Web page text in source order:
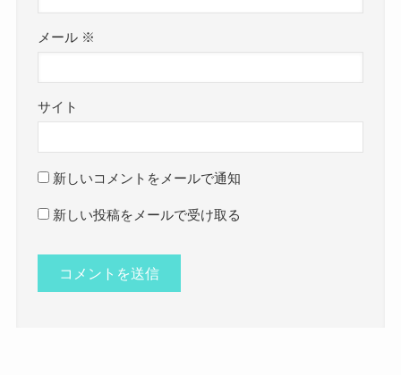
メール ※
サイト
新しいコメントをメールで通知
新しい投稿をメールで受け取る